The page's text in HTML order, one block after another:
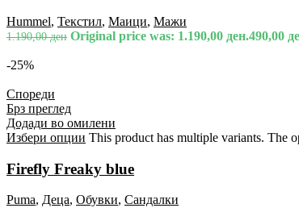
Hummel, Текстил, Маици, Мажи
1.190,00ден Original price was: 1.190,00 ден.490,00
-25%
Спореди
Брз преглед
Додади во омилени
Избери опции This product has multiple variants. The
Firefly Freaky blue
Puma, Деца, Обувки, Сандалки